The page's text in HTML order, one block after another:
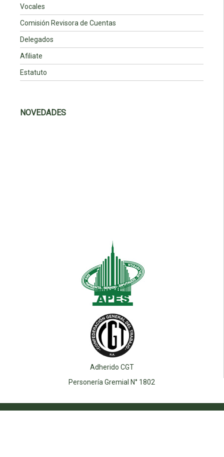
Vocales
Comisión Revisora de Cuentas
Delegados
Afiliate
Estatuto
NOVEDADES
Adherido CGT
Personería Gremial N° 1802